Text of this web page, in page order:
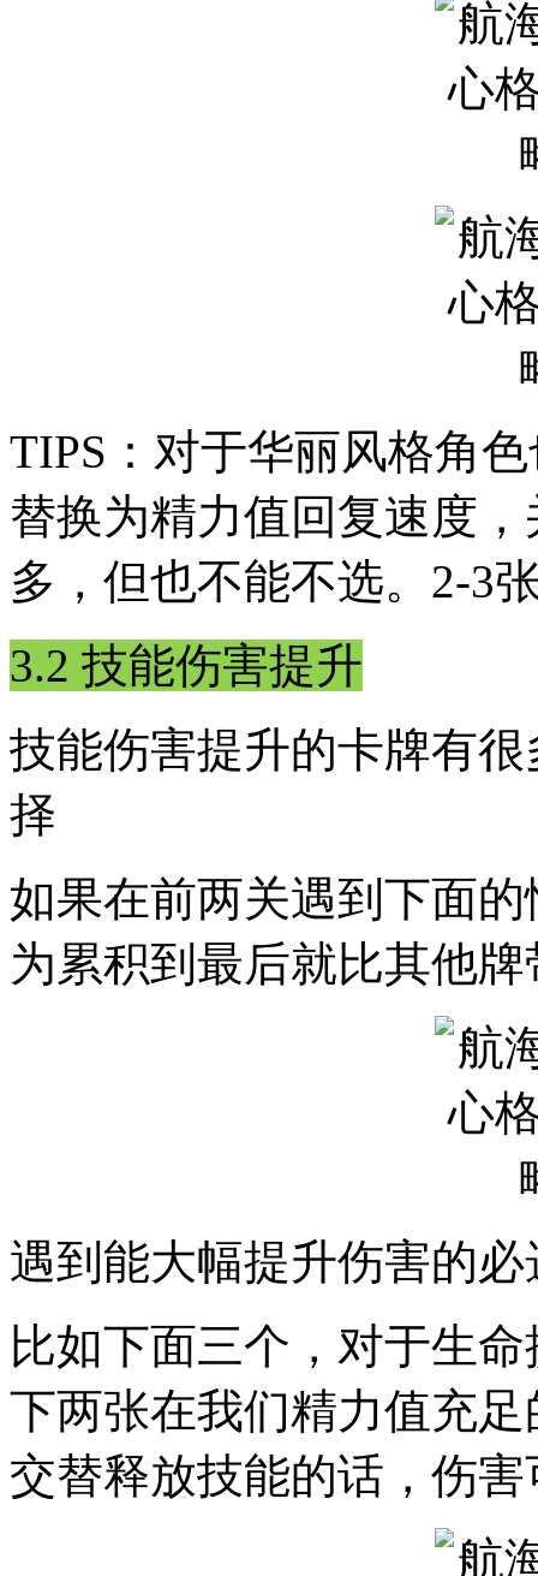
TIPS：对于华丽风格角
替换为精力值回复速度
多，但也不能不选。2-3
3.2 技能伤害提升
技能伤害提升的卡牌有
择
如果在前两关遇到下面
为累积到最后就比其他
遇到能大幅提升伤害的必
比如下面三个，对于生
下两张在我们精力值充
交替释放技能的话，伤